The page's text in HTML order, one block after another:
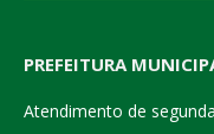
PREFEITURA
Atendimento de